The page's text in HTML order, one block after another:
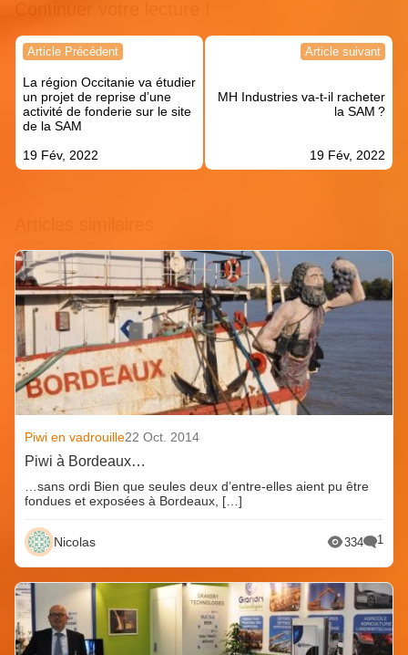
Navigation
l’article
Article Précédent
La région Occitanie va étudier
un projet de reprise d’une
activité de fonderie sur le site
de la SAM
19 Fév, 2022
Article suivant
MH Industries va-t-il racheter
la SAM ?
19 Fév, 2022
Piwi en vadrouille22 Oct. 2014
Piwi à Bordeaux…
…sans ordi Bien que seules deux d’entre-elles aient pu être
fondues et exposées à Bordeaux, […]
Nicolas 334 1